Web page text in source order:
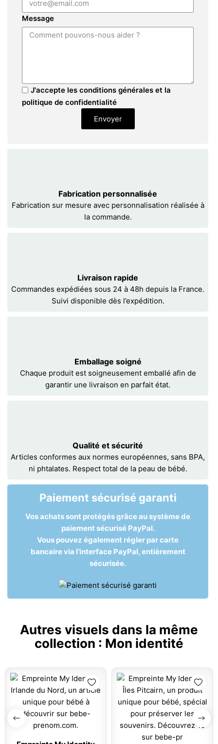
Message
J'accepte les conditions générales et la
politique de confidentialité
Envoyer
Fabrication personnalisée
Fabrication sur mesure avec personnalisation réalisée à
la commande.
Livraison rapide
Commandes expédiées sous 24 à 48h depuis la France.
Suivi disponible dès l’expédition.
Emballage soigné
Chaque produit est soigneusement emballé afin de
garantir une livraison en parfait état.
Qualité et sécurité
Articles conformes aux normes européennes, sans BPA,
ni phtalates. Respect total de la peau de bébé.
Paiement sécurisé garanti
Vos achats sont protégés grâce au système de
paiement sécurisé PayPal.
Vous pouvez également régler par carte
bancaire via l’interface PayPal, entièrement
sécurisée.
Autres visuels dans la même
collection : Mon identité